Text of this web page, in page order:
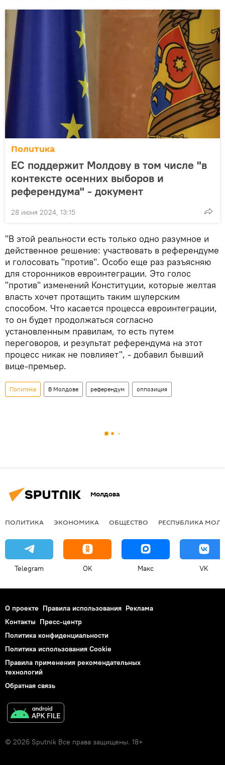
Политика
ЕС поддержит Молдову в том числе "в
контексте осенних выборов и
референдума" - документ
28 июня 2024, 13:15
"В этой реальности есть только одно разумное и
действенное решение: участвовать в референдуме
и голосовать "против". Особо еще раз разъясняю
для сторонников евроинтеграции. Это голос
"против" изменений Конституции, которые желтая
власть хочет протащить таким шулерским
способом. Что касается процесса евроинтеграции,
то он будет продолжаться согласно
установленным правилам, то есть путем
переговоров, и результат референдума на этот
процесс никак не повлияет", - добавил бывший
вице-премьер.
Политика В Молдове референдум оппозиция
Молдова
ПОЛИТИКА ЭКОНОМИКА ОБЩЕСТВО РЕСПУБЛИКА
Telegram OK Макс VK
О проекте Правила использования Реклама
Контакты Пресс-центр
Политика конфиденциальности
Политика использования Cookie
Правила применения рекомендательных
технологий
Обратная связь
© 2026 Sputnik Все права защищены. 18+